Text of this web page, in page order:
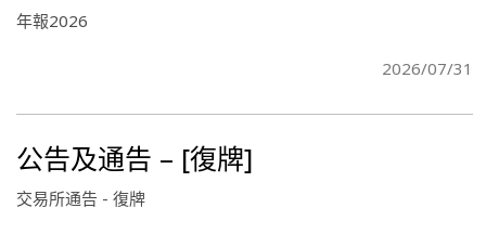
年報2026
2026/07/31
公告及通告 – [復牌]
交易所通告 - 復牌